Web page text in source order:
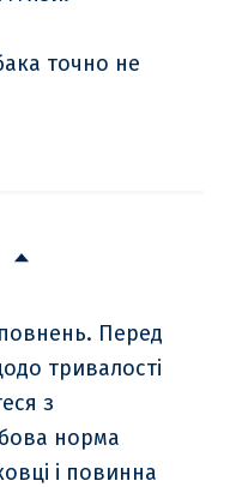
точно не
Перед
тривалості
з
норма
і повинна